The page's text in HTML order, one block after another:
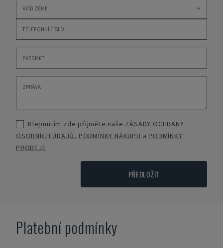
Klepnutím zde přijměte naše ZÁSADY OCHRANY
OSOBNÍCH ÚDAJŮ, PODMÍNKY NÁKUPU a PODMÍNKY
PRODEJE
PŘEDLOŽIT
Platební podmínky